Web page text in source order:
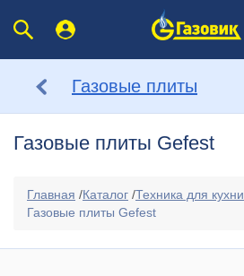
Газовые плиты
Газовые плиты Gefest
Главная /Каталог /Техника для кухни
Газовые плиты Gefest